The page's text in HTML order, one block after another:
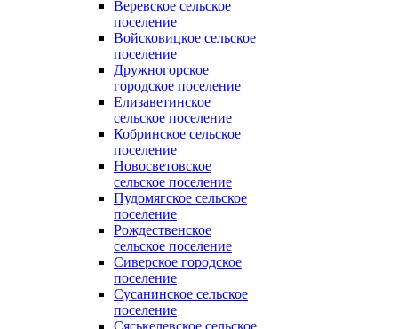
Веревское сельское
поселение
Войсковицкое сельское
поселение
Дружногорское
городское поселение
Елизаветинское
сельское поселение
Кобринское сельское
поселение
Новосветовское
сельское поселение
Пудомягское сельское
поселение
Рождественское
сельское поселение
Сиверское городское
поселение
Сусанинское сельское
поселение
Сяськелевское сельское